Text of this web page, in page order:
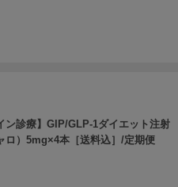
ン診療】GIP/GLP-1ダイエット注射
ロ）5mg×4本［送料込］/定期便